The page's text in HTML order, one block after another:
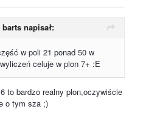
barts napisał:
w poli 21 ponad 50 w
celuje w plon 7+ :E
to bardzo realny plon,oczywiście
o tym sza ;)